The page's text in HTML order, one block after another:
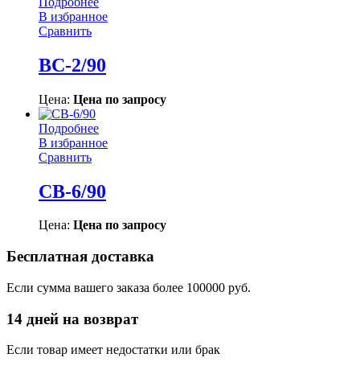
В избранное
Сравнить
ВС-2/90
Цена: Цена по запросу
Подробнее
В избранное
Сравнить
СВ-6/90
Цена: Цена по запросу
Бесплатная доставка
Если сумма вашего заказа более 100000 руб.
14 дней на возврат
Если товар имеет недостатки или брак